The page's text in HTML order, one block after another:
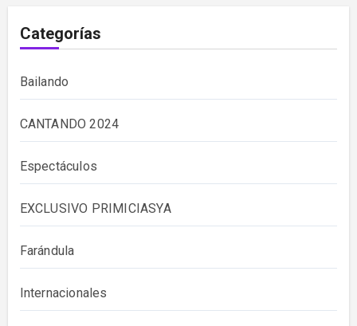
Categorías
Bailando
CANTANDO 2024
Espectáculos
EXCLUSIVO PRIMICIASYA
Farándula
Internacionales